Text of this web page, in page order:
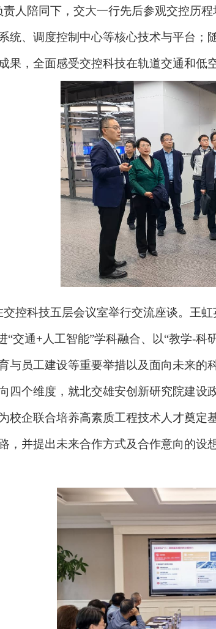
人陪同下，交大一行先后参观交控历
统、调度控制中心等核心技术与平台
果，全面感受交控科技在轨道交通和低
控科技五层会议室举行交流座谈。王
“交通+人工智能”学科融合、以“教学-
与员工建设等重要举措以及面向未来
四个维度，就北交雄安创新研究院建
校企联合培养高素质工程技术人才奠
，并提出未来合作方式及合作意向的